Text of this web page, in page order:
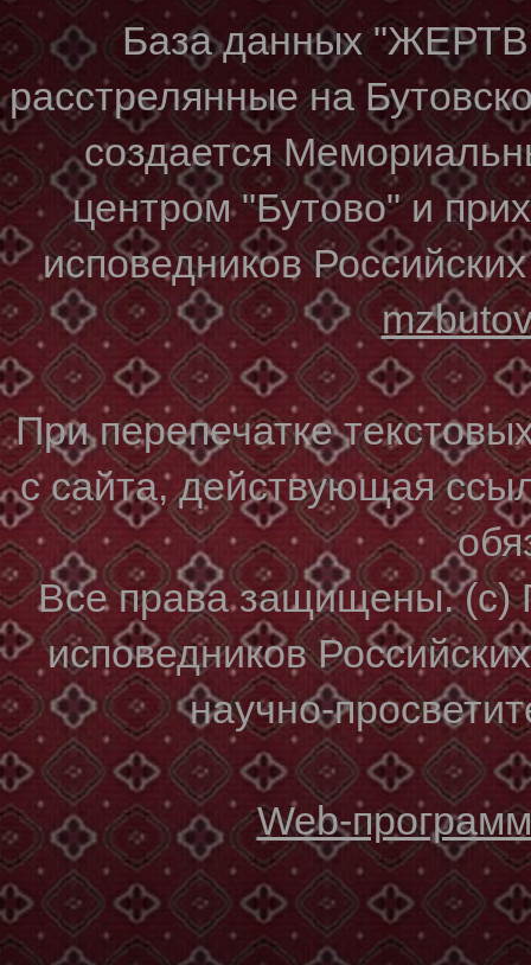
База данных
расстрелянные на
создается
центром "Бутово" и
исповедников
При перепечатке
с сайта, действующая
Все права защищены. (с)
исповедников
научно-
Web-